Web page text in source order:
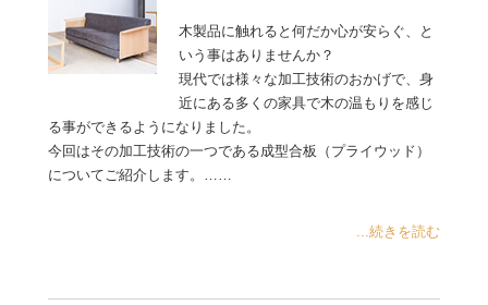
木製品に触れると何だか心が安らぐ、と
いう事はありませんか？
現代では様々な加工技術のおかげで、身
近にある多くの家具で木の温もりを感じ
る事ができるようになりました。
今回はその加工技術の一つである成型合板（プライウッド）
についてご紹介します。……
...続きを読む